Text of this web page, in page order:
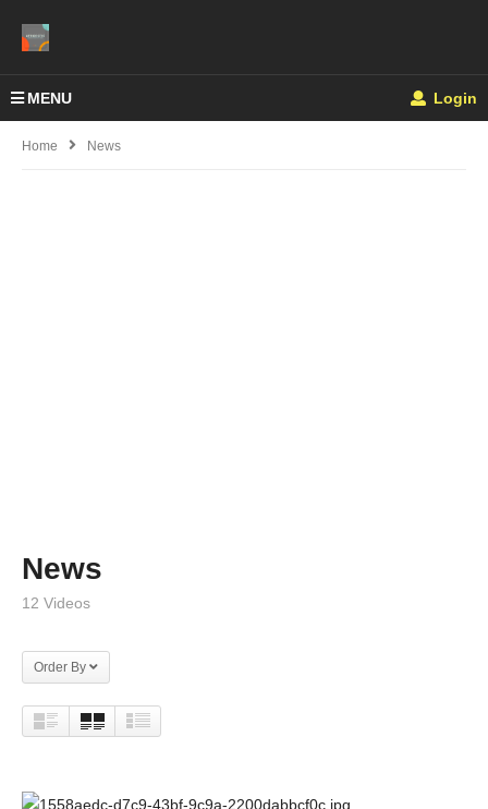
MENU Login
Home News
News
12 Videos
Order By